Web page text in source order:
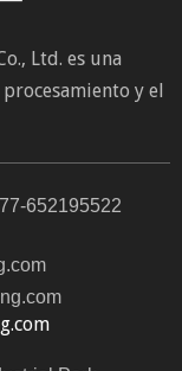
Ltd. es una
y el
652195522